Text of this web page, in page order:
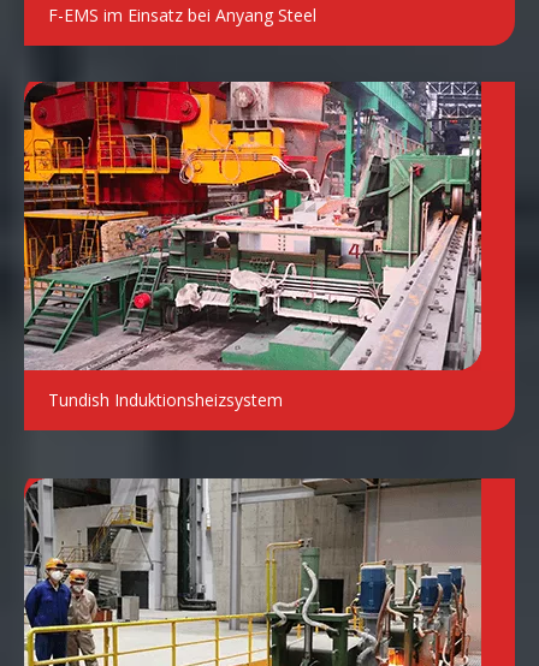
F-EMS im Einsatz bei Anyang Steel
Tundish Induktionsheizsystem